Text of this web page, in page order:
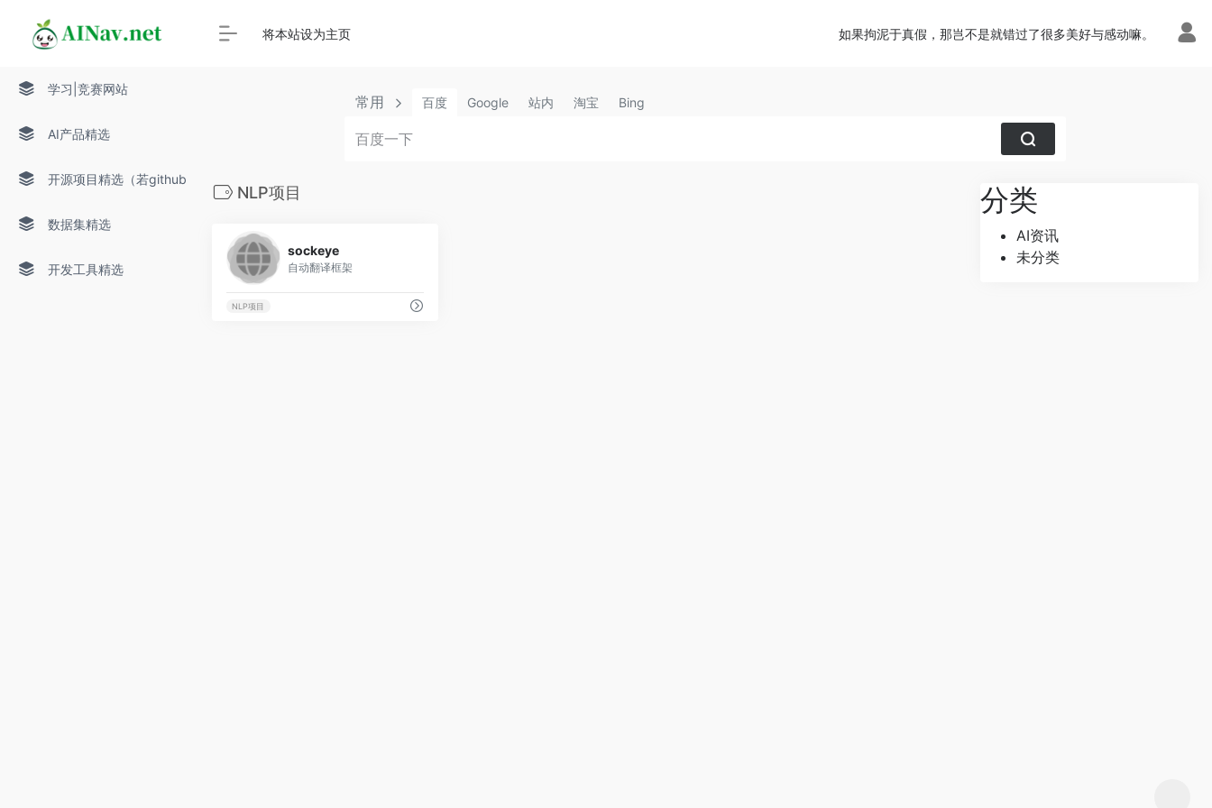
学习|竞赛网站
AI产品精选
开源项目精选（若github
打不开，请多试几次）
数据集精选
开发工具精选
将本站设为主页 如果拘泥于真假，那岂不是就错过了很多美好与感动嘛。
常用 百度 Google 站内 淘宝 Bing
NLP项目
sockeye
自动翻译框架
NLP项目
分类
AI资讯
未分类